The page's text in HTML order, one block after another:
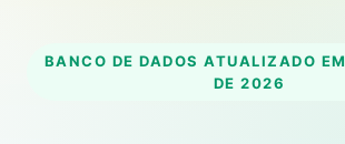
BANCO DE DADOS ATUALIZADO EM
DE 2026